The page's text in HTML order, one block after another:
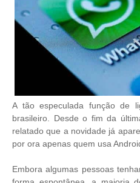
A tão especulada função de
brasileiro. Desde o fim da
relatado que a novidade já
por ora apenas quem usa
Embora algumas pessoas